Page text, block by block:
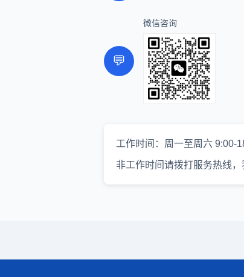
💬
微信咨询
工作时间：周一至周六 9:00-
非工作时间请拨打服务热线